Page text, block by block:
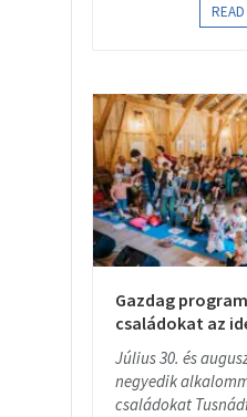
Gazdag
családokat az
Július 30. és
negyedik
családokat